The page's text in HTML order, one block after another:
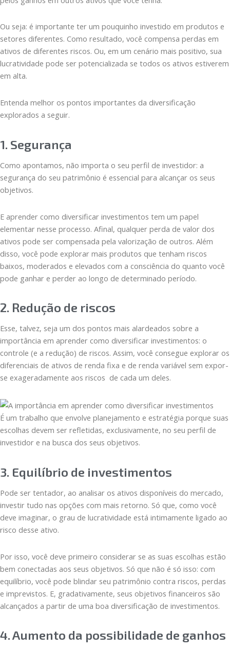
Ou seja: é importante ter um pouquinho investido em produtos e
setores diferentes. Como resultado, você compensa perdas em
ativos de diferentes riscos. Ou, em um cenário mais positivo, sua
lucratividade pode ser potencializada se todos os ativos estiverem
em alta.
Entenda melhor os pontos importantes da diversificação
explorados a seguir.
1. Segurança
Como apontamos, não importa o seu perfil de investidor: a
segurança do seu patrimônio é essencial para alcançar os seus
objetivos.
E aprender como diversificar investimentos tem um papel
elementar nesse processo. Afinal, qualquer perda de valor dos
ativos pode ser compensada pela valorização de outros. Além
disso, você pode explorar mais produtos que tenham riscos
baixos, moderados e elevados com a consciência do quanto você
pode ganhar e perder ao longo de determinado período.
2. Redução de riscos
Esse, talvez, seja um dos pontos mais alardeados sobre a
importância em aprender como diversificar investimentos: o
controle (e a redução) de riscos. Assim, você consegue explorar os
diferenciais de ativos de renda fixa e de renda variável sem expor-
se exageradamente aos riscos de cada um deles.
É um trabalho que envolve planejamento e estratégia porque suas
escolhas devem ser refletidas, exclusivamente, no seu perfil de
investidor e na busca dos seus objetivos.
3. Equilíbrio de investimentos
Pode ser tentador, ao analisar os ativos disponíveis do mercado,
investir tudo nas opções com mais retorno. Só que, como você
deve imaginar, o grau de lucratividade está intimamente ligado ao
risco desse ativo.
Por isso, você deve primeiro considerar se as suas escolhas estão
bem conectadas aos seus objetivos. Só que não é só isso: com
equilíbrio, você pode blindar seu patrimônio contra riscos, perdas
e imprevistos. E, gradativamente, seus objetivos financeiros são
alcançados a partir de uma boa diversificação de investimentos.
4. Aumento da possibilidade de ganhos